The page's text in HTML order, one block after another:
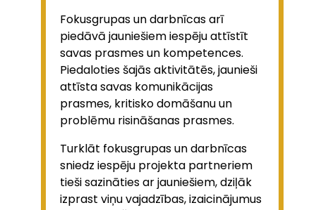
Fokusgrupas un darbnīcas arī
piedāvā jauniešiem iespēju attīstīt
savas prasmes un kompetences.
Piedaloties šajās aktivitātēs, jaunieši
attīsta savas komunikācijas
prasmes, kritisko domāšanu un
problēmu risināšanas prasmes.
Turklāt fokusgrupas un darbnīcas
sniedz iespēju projekta partneriem
tieši sazināties ar jauniešiem, dziļāk
izprast viņu vajadzības, izaicinājumus